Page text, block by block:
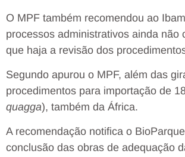
O MPF também recomendou ao
processos administrativos ainda
que haja a revisão dos
Segundo apurou o MPF, além das
procedimentos para importação de
quagga), também da África.
A recomendação notifica o
conclusão das obras de adequação